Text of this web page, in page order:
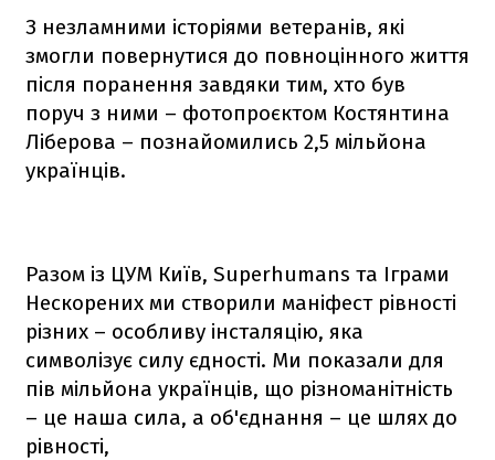
З незламними історіями ветеранів, які
змогли повернутися до повноцінного життя
після поранення завдяки тим, хто був
поруч з ними – фотопроєктом Костянтина
Ліберова – познайомились 2,5 мільйона
українців.
Разом із ЦУМ Київ, Superhumans та Іграми
Нескорених ми створили маніфест рівності
різних – особливу інсталяцію, яка
символізує силу єдності. Ми показали для
пів мільйона українців, що різноманітність
– це наша сила, а об'єднання – це шлях до
рівності,